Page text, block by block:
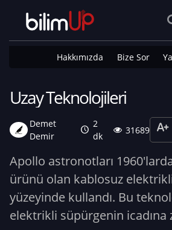
Hakkımızda Bize Sor
Uzay Teknolojileri
Demet
Demir
2
dk
31689
Apollo astronotları
ürünü olan kablosuz
yüzeyinde kullandı. Bu
elektrikli süpürgenin icadına